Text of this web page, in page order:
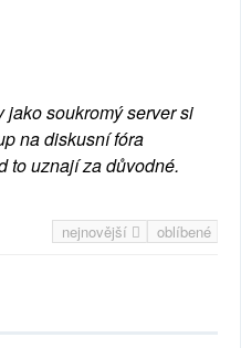
jako soukromý server si
na diskusní fóra
to uznají za důvodné.
nejnovější oblíbené